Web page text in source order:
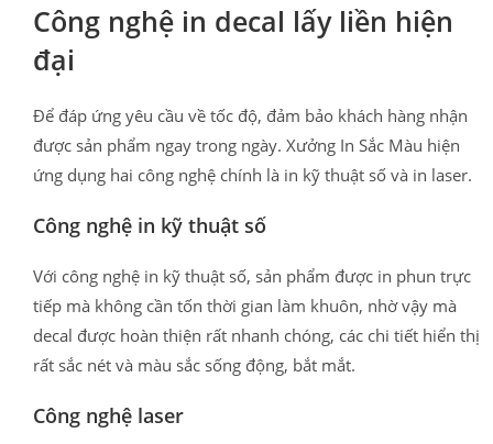
Công nghệ in decal lấy liền hiện
đại
Để đáp ứng yêu cầu về tốc độ, đảm bảo khách hàng nhận
được sản phẩm ngay trong ngày. Xưởng In Sắc Màu hiện
ứng dụng hai công nghệ chính là in kỹ thuật số và in laser.
Công nghệ in kỹ thuật số
Với công nghệ in kỹ thuật số, sản phẩm được in phun trực
tiếp mà không cần tốn thời gian làm khuôn, nhờ vậy mà
decal được hoàn thiện rất nhanh chóng, các chi tiết hiển thị
rất sắc nét và màu sắc sống động, bắt mắt.
Công nghệ laser